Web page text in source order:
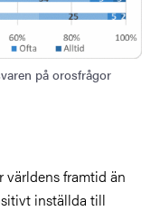
på orosfrågor
världens framtid än
inställda till